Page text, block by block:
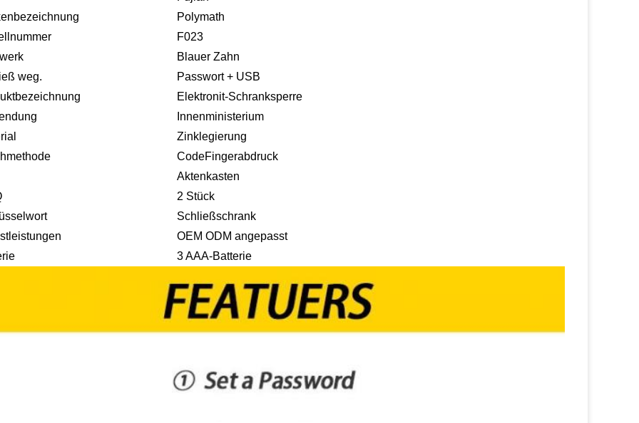
Polymath
F023
Blauer Zahn
weg.
Passwort + USB
Elektronit-Schranksperre
Innenministerium
Zinklegierung
CodeFingerabdruck
Aktenkasten
2 Stück
Schließschrank
OEM ODM angepasst
3 AAA-Batterie